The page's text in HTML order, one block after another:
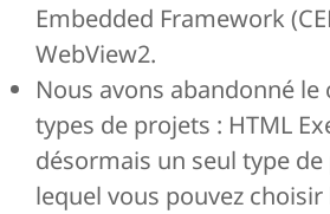
Embedded Framework
WebView2.
Nous avons abandonné
types de projets : HTML
désormais un seul type
lequel vous pouvez